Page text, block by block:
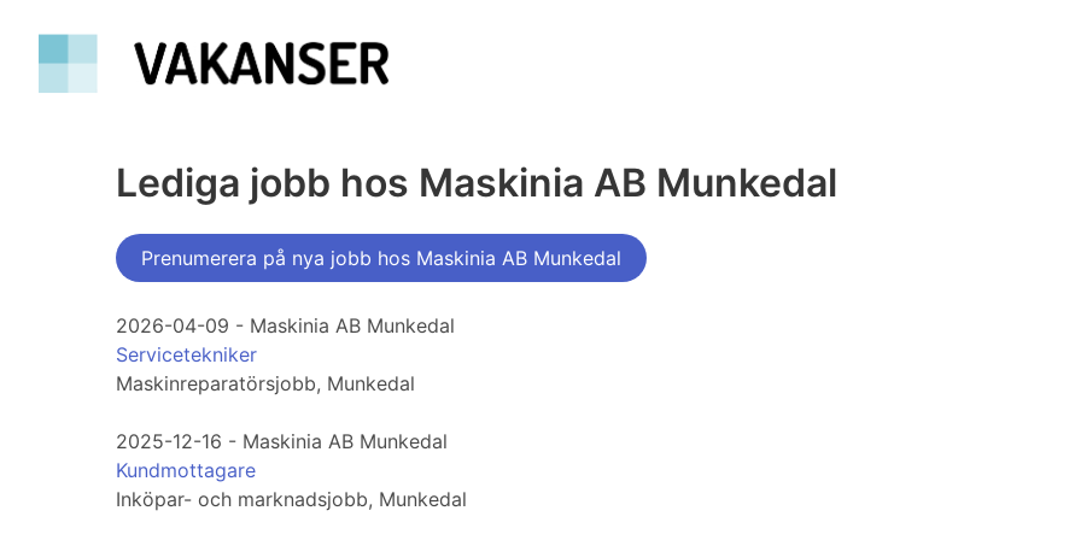
Lediga jobb hos Maskinia AB Munkedal
Prenumerera på nya jobb hos Maskinia AB Munkedal
2026-04-09 - Maskinia AB Munkedal
Servicetekniker
Maskinreparatörsjobb, Munkedal
2025-12-16 - Maskinia AB Munkedal
Kundmottagare
Inköpar- och marknadsjobb, Munkedal